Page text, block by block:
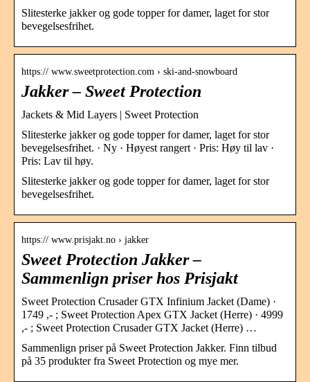
Slitesterke jakker og gode topper for damer, laget for stor
bevegelsesfrihet.
https:// www.sweetprotection.com › ski-and-snowboard
Jakker – Sweet Protection
Jackets & Mid Layers | Sweet Protection
Slitesterke jakker og gode topper for damer, laget for stor
bevegelsesfrihet. · Ny · Høyest rangert · Pris: Høy til lav ·
Pris: Lav til høy.
Slitesterke jakker og gode topper for damer, laget for stor
bevegelsesfrihet.
https:// www.prisjakt.no › jakker
Sweet Protection Jakker –
Sammenlign priser hos Prisjakt
Sweet Protection Crusader GTX Infinium Jacket (Dame) ·
1749 ,- ; Sweet Protection Apex GTX Jacket (Herre) · 4999
,- ; Sweet Protection Crusader GTX Jacket (Herre) …
Sammenlign priser på Sweet Protection Jakker. Finn tilbud
på 35 produkter fra Sweet Protection og mye mer.